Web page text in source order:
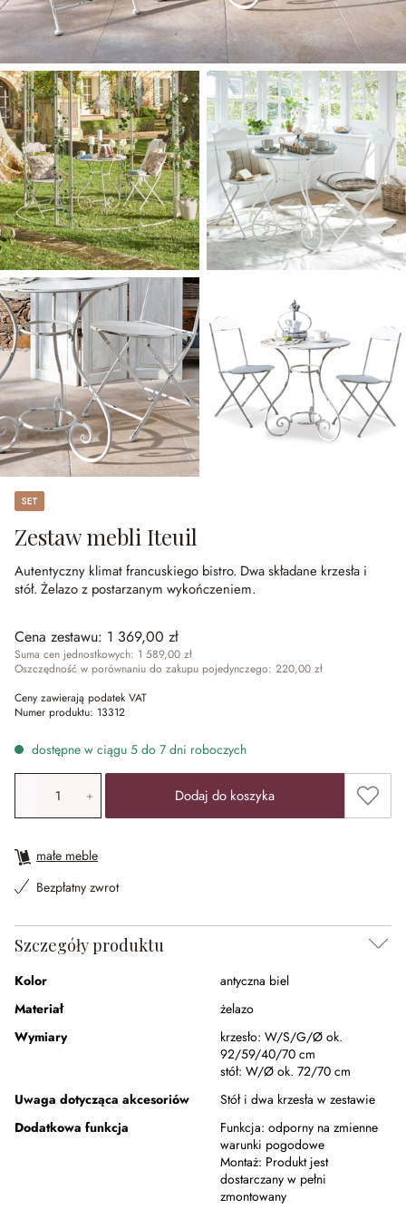
Set
Zestaw mebli Iteuil
Autentyczny klimat francuskiego bistro. Dwa składane krzesła i
stół. Żelazo z postarzanym wykończeniem.
Cena zestawu: 1 369,00 zł
Suma cen jednostkowych: 1 589,00 zł
Oszczędność w porównaniu do zakupu pojedynczego: 220,00 zł
Ceny zawierają podatek VAT
Numer produktu: 13312
dostępne w ciągu 5 do 7 dni roboczych
Ilość produktu: Wprowadź żądaną wartość lub użyj
Dodaj do koszyka Dodaj
małe meble
Bezpłatny zwrot
Szczegóły produktu
Kolor
antyczna biel
Materiał
żelazo
Wymiary
krzesło: W/S/G/Ø ok.
92/59/40/70 cm
stół: W/Ø ok. 72/70 cm
Uwaga dotycząca akcesoriów
Stół i dwa krzesła w zestawie
Dodatkowa funkcja
Funkcja: odporny na zmienne
warunki pogodowe
Montaż: Produkt jest
dostarczany w pełni
zmontowany